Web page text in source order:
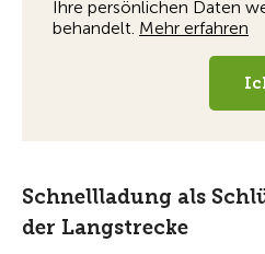
Schnellladung als
der Langstrecke